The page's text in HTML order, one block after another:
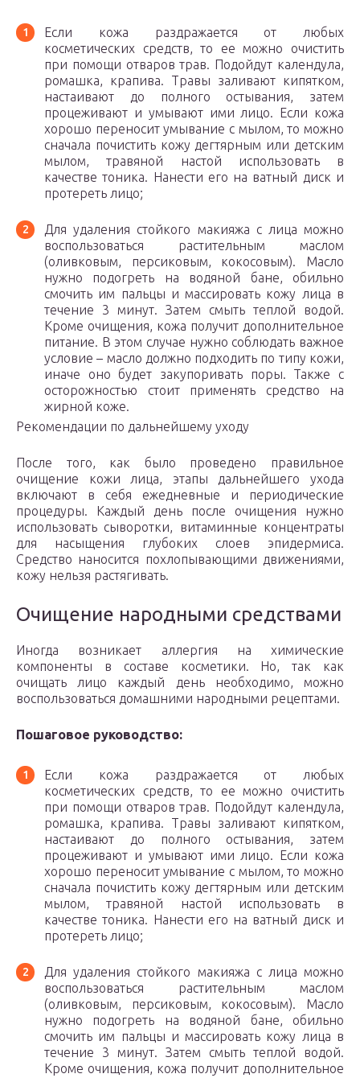
Если кожа раздражается от любых
косметических средств, то ее можно очистить
при помощи отваров трав. Подойдут календула,
ромашка, крапива. Травы заливают кипятком,
настаивают до полного остывания, затем
процеживают и умывают ими лицо. Если кожа
хорошо переносит умывание с мылом, то можно
сначала почистить кожу дегтярным или детским
мылом, травяной настой использовать в
качестве тоника. Нанести его на ватный диск и
протереть лицо;
Для удаления стойкого макияжа с лицa можно
воспользоваться растительным маслом
(оливковым, персиковым, кокосовым). Масло
нужно подогреть на водяной бане, обильно
смочить им пальцы и массировать кожу лица в
течение 3 минут. Затем смыть теплой водой.
Кроме очищения, кожа получит дополнительное
питание. В этом случае нужно соблюдать важное
условие – масло должно подходить по типу кожи,
иначе оно будет закупоривать поры. Также с
осторожностью стоит применять средство на
жирной коже.
Рекомендации по дальнейшему уходу
После того, как было проведено правильное
очищение кожи лица, этапы дальнейшего ухода
включают в себя ежедневные и периодические
процедуры. Каждый день после очищения нужно
использовать сыворотки, витаминные концентраты
для насыщения глубоких слоев эпидермиса.
Средство наносится похлопывающими движениями,
кожу нельзя растягивать.
Очищение народными средствами
Иногда возникает аллергия на химические
компоненты в составе косметики. Но, так как
очищать лицо каждый день необходимо, можно
воспользоваться домашними народными рецептами.
Пошаговое руководство:
Если кожа раздражается от любых
косметических средств, то ее можно очистить
при помощи отваров трав. Подойдут календула,
ромашка, крапива. Травы заливают кипятком,
настаивают до полного остывания, затем
процеживают и умывают ими лицо. Если кожа
хорошо переносит умывание с мылом, то можно
сначала почистить кожу дегтярным или детским
мылом, травяной настой использовать в
качестве тоника. Нанести его на ватный диск и
протереть лицо;
Для удаления стойкого макияжа с лицa можно
воспользоваться растительным маслом
(оливковым, персиковым, кокосовым). Масло
нужно подогреть на водяной бане, обильно
смочить им пальцы и массировать кожу лица в
течение 3 минут. Затем смыть теплой водой.
Кроме очищения, кожа получит дополнительное